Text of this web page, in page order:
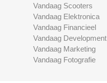
Vandaag Scooters
Vandaag Elektronica
Vandaag Financieel
Vandaag Development
Vandaag Marketing
Vandaag Fotografie